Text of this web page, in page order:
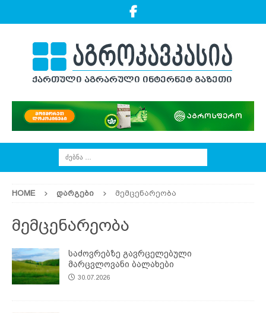
HOME ᲓᲐᲠᲒᲔᲑᲘ მემცენარეობა
მემცენარეობა
საძოვრებზე გავრცელებული
მარცვლოვანი ბალახები
30.07.2026